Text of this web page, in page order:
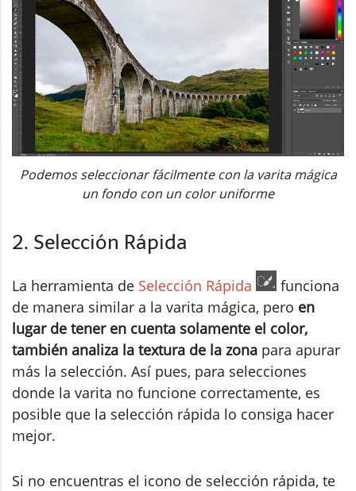
Podemos seleccionar fácilmente con la varita mágica
un fondo con un color uniforme
2. Selección Rápida
La herramienta de Selección Rápida
funciona
de manera similar a la varita mágica, pero en
lugar de tener en cuenta solamente el color,
también analiza la textura de la zona para apurar
más la selección. Así pues, para selecciones
donde la varita no funcione correctamente, es
posible que la selección rápida lo consiga hacer
mejor.
Si no encuentras el icono de selección rápida, te